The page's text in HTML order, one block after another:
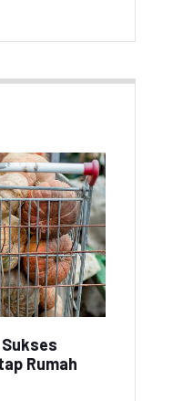
Rumah